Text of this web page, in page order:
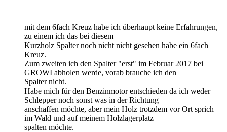
mit dem 6fach Kreuz habe ich überhaupt keine Erfahrungen,
zu einem ich das bei diesem
Kurzholz Spalter noch nicht nicht gesehen habe ein 6fach
Kreuz.
Zum zweiten ich den Spalter "erst" im Februar 2017 bei
GROWI abholen werde, vorab brauche ich den
Spalter nicht.
Habe mich für den Benzinmotor entschieden da ich weder
Schlepper noch sonst was in der Richtung
anschaffen möchte, aber mein Holz trotzdem vor Ort sprich
im Wald und auf meinem Holzlagerplatz
spalten möchte.